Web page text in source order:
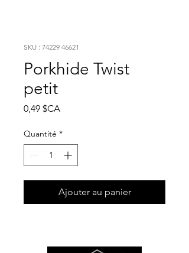
SKU : 74229 46621
Porkhide Twist
petit
0,49 $CAPrix
Quantité *
Ajouter au panier